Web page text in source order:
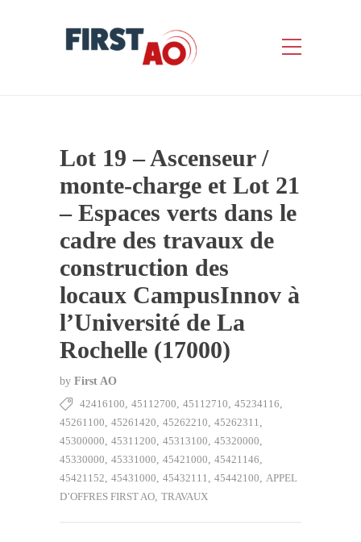
Lot 19 – Ascenseur /
monte-charge et Lot 21
– Espaces verts dans le
cadre des travaux de
construction des
locaux CampusInnov à
l’Université de La
Rochelle (17000)
by First AO
42416100, 45112700, 45112710, 45234116,
45261100, 45261420, 45262210, 45262311,
45300000, 45311200, 45313100, 45320000,
45330000, 45331000, 45421000, 45421146,
45421152, 45431000, 45432111, 45442100, APPEL
D’OFFRES FIRST AO, TRAVAUX